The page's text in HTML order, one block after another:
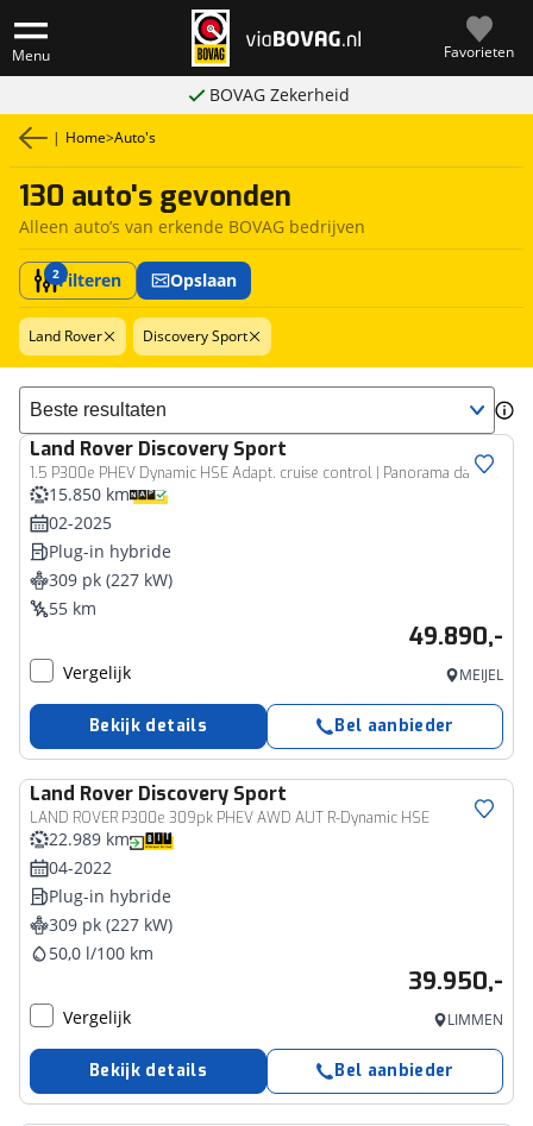
Menu Favorieten
BOVAG Zekerheid
| Home>Auto's
130 auto's gevonden
Alleen auto’s van erkende BOVAG bedrijven
2Filteren Opslaan
Land Rover Discovery Sport
Sorteer resultaten
Land Rover Discovery Sport
1.5 P300e PHEV Dynamic HSE Adapt. cruise control | Panorama dak | Meridian sound | Stuur-/Stoelverwarming | Camera | Keyless entry | *Origineel Nederlands
15.850 km
02-2025
Plug-in hybride
309 pk (227 kW)
55 km
49.890,-
Vergelijk MEIJEL
Bekijk details Bel aanbieder
Land Rover Discovery Sport
LAND ROVER P300e 309pk PHEV AWD AUT R-Dynamic HSE
22.989 km
04-2022
Plug-in hybride
309 pk (227 kW)
50,0 l/100 km
39.950,-
Vergelijk LIMMEN
Bekijk details Bel aanbieder